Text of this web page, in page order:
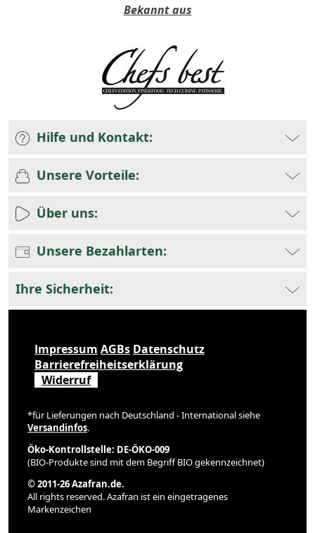
Bekannt aus
Hilfe und Kontakt:
Unsere Vorteile:
Über uns:
Unsere Bezahlarten:
Ihre Sicherheit:
Impressum AGBs Datenschutz
Barrierefreiheitserklärung
Widerruf
*für Lieferungen nach Deutschland - International siehe
Versandinfos.
Öko-Kontrollstelle: DE-ÖKO-009
(BIO-Produkte sind mit dem Begriff BIO gekennzeichnet)
© 2011-26 Azafran.de.
All rights reserved. Azafran ist ein eingetragenes
Markenzeichen